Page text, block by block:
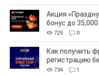
Акция
бонус до
725 0
Как получить
регистрацию
734 1